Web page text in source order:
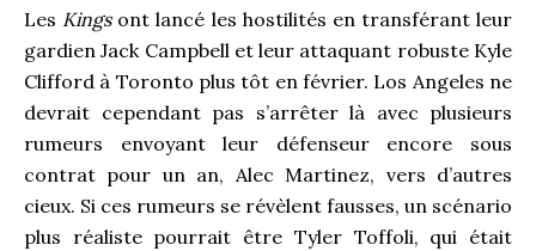
Les Kingsont lancé les hostilités en transférant leur
gardien Jack Campbell et leur attaquant robuste Kyle
Clifford à Toronto plus tôt en février. Los Angeles ne
devrait cependant pas s’arrêter là avec plusieurs
rumeurs envoyant leur défenseur encore sous
contrat pour un an, Alec Martinez, vers d’autres
cieux. Si ces rumeurs se révèlent fausses, un scénario
plus réaliste pourrait être Tyler Toffoli, qui était